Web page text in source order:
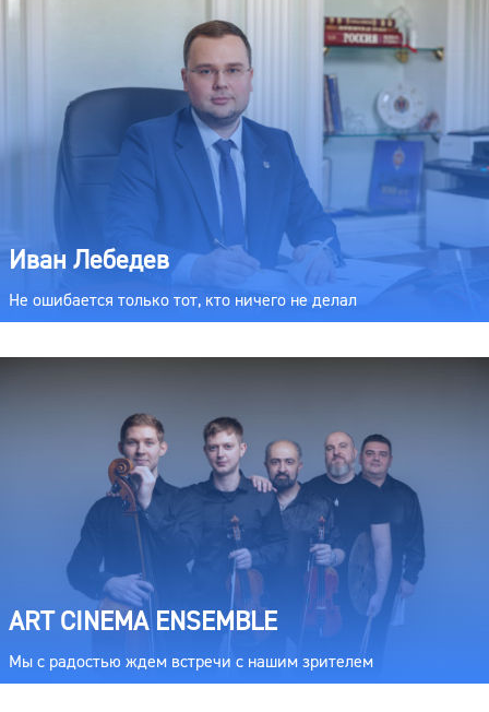
Иван Лебедев
Не ошибается только тот, кто ничего не делал
ART CINEMA ENSEMBLE
Мы с радостью ждем встречи с нашим зрителем